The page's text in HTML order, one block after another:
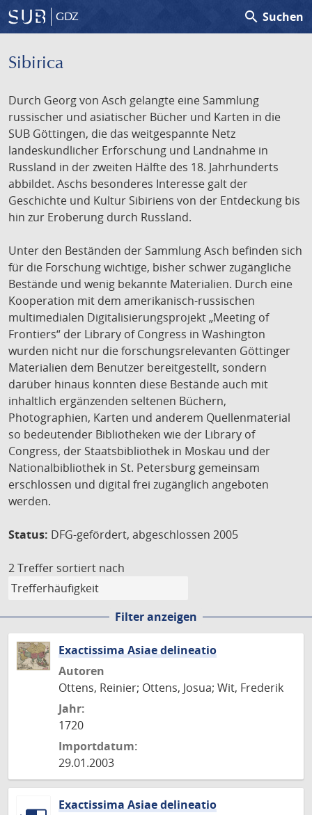
GDZ search Suchen
Sibirica
Durch Georg von Asch gelangte eine Sammlung
russischer und asiatischer Bücher und Karten in die
SUB Göttingen, die das weitgespannte Netz
landeskundlicher Erforschung und Landnahme in
Russland in der zweiten Hälfte des 18. Jahrhunderts
abbildet. Aschs besonderes Interesse galt der
Geschichte und Kultur Sibiriens von der Entdeckung bis
hin zur Eroberung durch Russland.
Unter den Beständen der Sammlung Asch befinden sich
für die Forschung wichtige, bisher schwer zugängliche
Bestände und wenig bekannte Materialien. Durch eine
Kooperation mit dem amerikanisch-russischen
multimedialen Digitalisierungsprojekt „Meeting of
Frontiers“ der Library of Congress in Washington
wurden nicht nur die forschungsrelevanten Göttinger
Materialien dem Benutzer bereitgestellt, sondern
darüber hinaus konnten diese Bestände auch mit
inhaltlich ergänzenden seltenen Büchern,
Photographien, Karten und anderem Quellenmaterial
so bedeutender Bibliotheken wie der Library of
Congress, der Staatsbibliothek in Moskau und der
Nationalbibliothek in St. Petersburg gemeinsam
erschlossen und digital frei zugänglich angeboten
werden.
Status: DFG-gefördert, abgeschlossen 2005
2 Treffer sortiert nach
Filter anzeigen
Exactissima Asiae delineatio
Autoren
Ottens, Reinier; Ottens, Josua; Wit, Frederik
Jahr:
1720
Importdatum:
29.01.2003
Exactissima Asiae delineatio